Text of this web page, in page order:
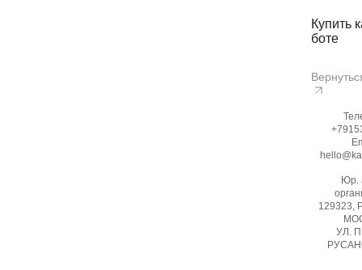
Купить
боте
Юр.
129323,
УЛ.